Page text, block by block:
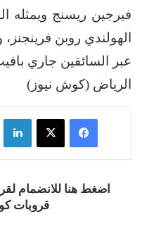
فيرجين ريسنج ويمثله
الهولندي روبن
عبر السائقين جاري
الرياض (كوش نيوز)
فيسبوك ‫X
اضغط هنا للانضمام
قروبات